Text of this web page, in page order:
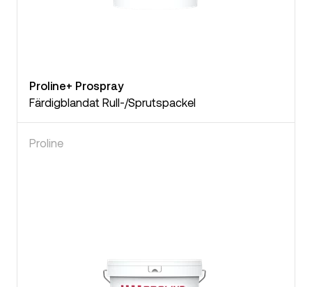
Proline+ Prospray
Färdigblandat Rull-/Sprutspackel
Proline